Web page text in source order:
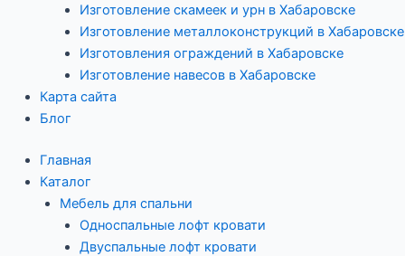
Изготовление скамеек и урн в Хабаровске
Изготовление металлоконструкций в Хабаровске
Изготовления ограждений в Хабаровске
Изготовление навесов в Хабаровске
Карта сайта
Блог
Главная
Каталог
Мебель для спальни
Односпальные лофт кровати
Двуспальные лофт кровати